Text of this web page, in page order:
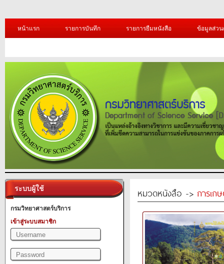
หน้าแรก รายการบันทึก รายการยืมหนังสือ ข้อมูลส่ว
ระบบผู้ใช้
กรมวิทยาศาสตร์บริการ
เข้าสู่ระบบสมาชิก
หมวดหนังสือ -> การเก